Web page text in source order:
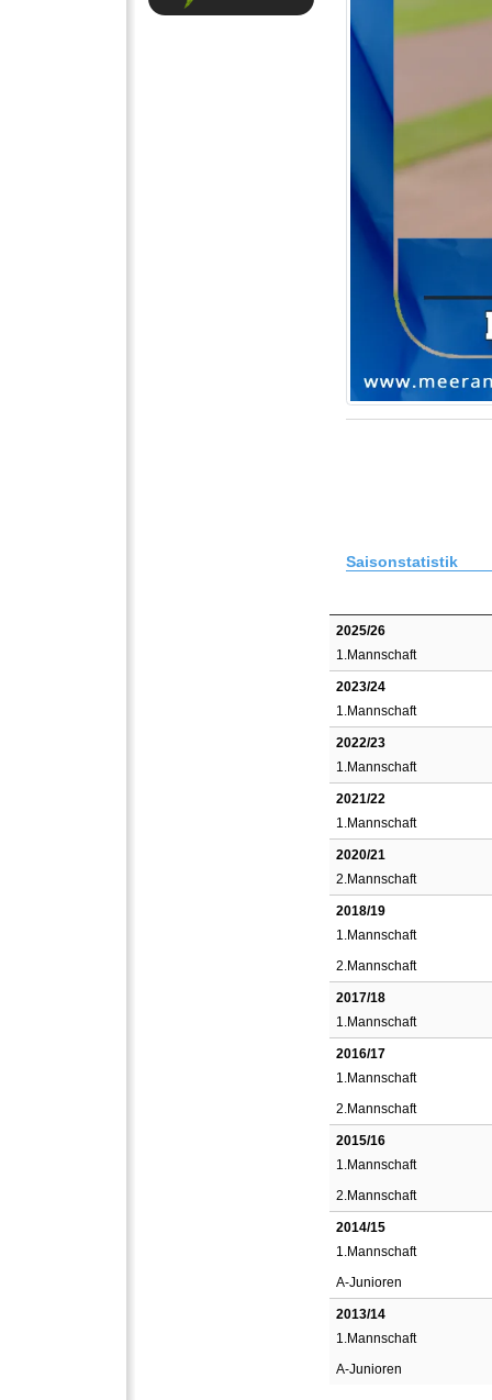
Saisonstatistik
2025/26
1.Mannschaft
2023/24
1.Mannschaft
2022/23
1.Mannschaft
2021/22
1.Mannschaft
2020/21
2.Mannschaft
2018/19
1.Mannschaft
2.Mannschaft
2017/18
1.Mannschaft
2016/17
1.Mannschaft
2.Mannschaft
2015/16
1.Mannschaft
2.Mannschaft
2014/15
1.Mannschaft
A-Junioren
2013/14
1.Mannschaft
A-Junioren